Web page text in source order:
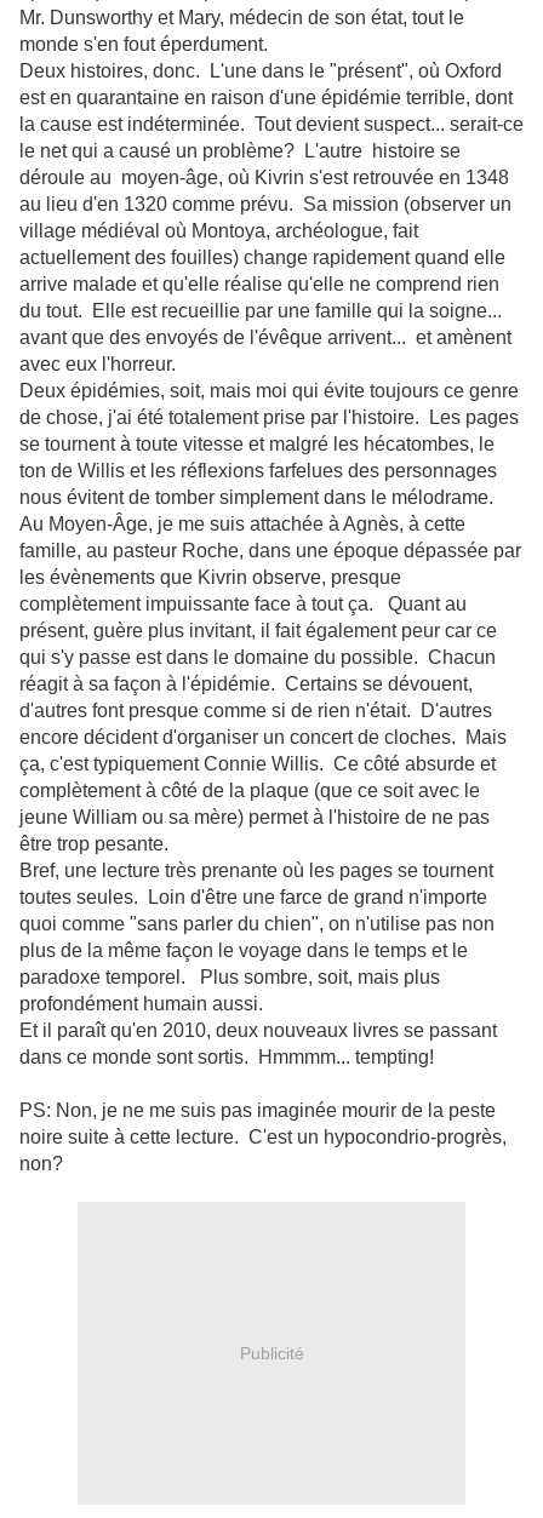
Mr. Dunsworthy et Mary, médecin de son état, tout le
monde s'en fout éperdument.
Deux histoires, donc. L'une dans le "présent", où Oxford
est en quarantaine en raison d'une épidémie terrible, dont
la cause est indéterminée. Tout devient suspect... serait-ce
le net qui a causé un problème? L'autre histoire se
déroule au moyen-âge, où Kivrin s'est retrouvée en 1348
au lieu d'en 1320 comme prévu. Sa mission (observer un
village médiéval où Montoya, archéologue, fait
actuellement des fouilles) change rapidement quand elle
arrive malade et qu'elle réalise qu'elle ne comprend rien
du tout. Elle est recueillie par une famille qui la soigne...
avant que des envoyés de l'évêque arrivent... et amènent
avec eux l'horreur.
Deux épidémies, soit, mais moi qui évite toujours ce genre
de chose, j'ai été totalement prise par l'histoire. Les pages
se tournent à toute vitesse et malgré les hécatombes, le
ton de Willis et les réflexions farfelues des personnages
nous évitent de tomber simplement dans le mélodrame.
Au Moyen-Âge, je me suis attachée à Agnès, à cette
famille, au pasteur Roche, dans une époque dépassée par
les évènements que Kivrin observe, presque
complètement impuissante face à tout ça. Quant au
présent, guère plus invitant, il fait également peur car ce
qui s'y passe est dans le domaine du possible. Chacun
réagit à sa façon à l'épidémie. Certains se dévouent,
d'autres font presque comme si de rien n'était. D'autres
encore décident d'organiser un concert de cloches. Mais
ça, c'est typiquement Connie Willis. Ce côté absurde et
complètement à côté de la plaque (que ce soit avec le
jeune William ou sa mère) permet à l'histoire de ne pas
être trop pesante.
Bref, une lecture très prenante où les pages se tournent
toutes seules. Loin d'être une farce de grand n'importe
quoi comme "sans parler du chien", on n'utilise pas non
plus de la même façon le voyage dans le temps et le
paradoxe temporel. Plus sombre, soit, mais plus
profondément humain aussi.
Et il paraît qu'en 2010, deux nouveaux livres se passant
dans ce monde sont sortis. Hmmmm... tempting!
PS: Non, je ne me suis pas imaginée mourir de la peste
noire suite à cette lecture. C'est un hypocondrio-progrès,
non?
Publicité